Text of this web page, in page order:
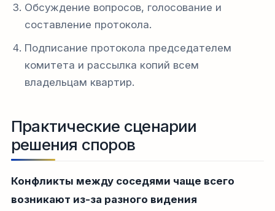
Обсуждение вопросов, голосование и
составление протокола.
Подписание протокола председателем
комитета и рассылка копий всем
владельцам квартир.
Практические сценарии
решения споров
Конфликты между соседями чаще всего
возникают из-за разного видения